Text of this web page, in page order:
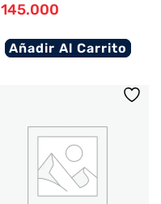
145.000
Añadir Al Carrito